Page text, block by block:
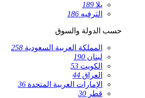
يلا 189
الترفيه 186
حسب الدولة والسوق
المملكة العربية السعودية 258
لبنان 190
الكويت 53
العراق 44
الإمارات العربية المتحدة 36
قطر 30